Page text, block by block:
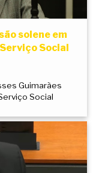
solene em
Social
Guimarães
Social